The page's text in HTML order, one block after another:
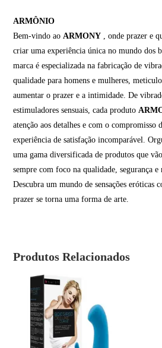
ARMÔNIO
Bem-vindo ao ARMONY , onde prazer e
criar uma experiência única no mundo dos
marca é especializada na fabricação de
qualidade para homens e mulheres,
aumentar o prazer e a intimidade. De
estimuladores sensuais, cada produto
atenção aos detalhes e com o compromisso
experiência de satisfação incomparável.
uma gama diversificada de produtos que
sempre com foco na qualidade, segurança e
Descubra um mundo de sensações eróticas
prazer se torna uma forma de arte.
Produtos Relacionados